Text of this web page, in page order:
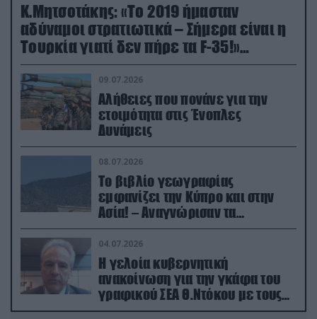
Κ.Μητσοτάκης: «Το 2019 ήμασταν
αδύναμοι στρατιωτικά – Σήμερα είναι η
Τουρκία γιατί δεν πήρε τα F-35!»
(βίντεο)
09.07.2026
Αλήθειες που πονάνε για την
ετοιμότητα στις Ένοπλες
Δυνάμεις
08.07.2026
Το βιβλίο γεωγραφίας
εμφανίζει την Κύπρο και στην
Ασία! – Αναγνώρισαν τα
κατεχόμενα; (φωτο)
04.07.2026
Η γελοία κυβερνητική
ανακοίνωση για την γκάφα του
γραφικού ΣΕΑ Θ.Ντόκου με τους
Ρώσους φαρσέρ